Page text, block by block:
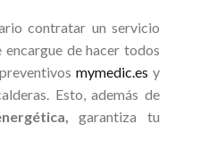
contratar un servicio
encargue de hacer todos
mymedic.es y
Esto, además de
garantiza tu